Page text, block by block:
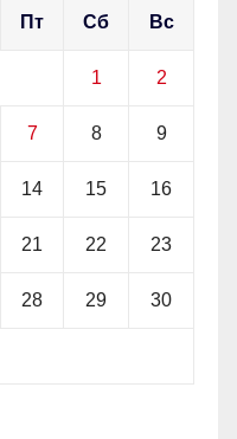
Пт Сб Вс
1 2
7 8 9
14 15 16
21 22 23
28 29 30